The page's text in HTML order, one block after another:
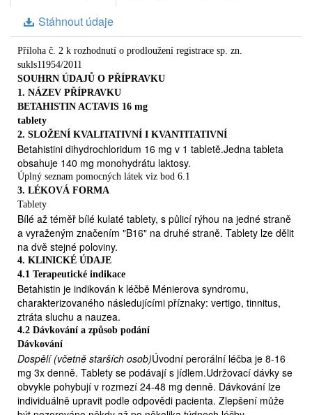
jestliže jste alergický/á (přecitlivělý/á) na betahistin nebo jinou složku

jestliže máte vzácný nádor nadledvin feochromocytom.
Zvláštní opatrnosti při použití přípravku Betahistin Actavis je
zapotřebí

jestliže máte nebo jste v minulosti měl(a) žaludeční vředy (peptické
vředy)

jestliže máte průduškové astma

jestliže máte kopřivku, kožní vyrážku nebo alergickou rýmu,
protože může dojít ke zhoršení těchto příznaků

jestliže máte nízký krevní tlak.
Jestliže se u Vás vyskytuje některý z těchto stavů,
poraďte se se svým lékařem, zda můžete betahistin
užívat.
Tyto skupiny pacientů musí lékař během léčby sledovat.
Vzájemné působení s dalšími léčivými přípravky
Interakce znamená, že léky nebo chemické látky mohou
ovlivnit způsob působení těchto léků či látek na sebe,
případně vznik vedlejších účinků při užití obou léků či
látek ve stejnou dobu.
Dosud nebyly pozorovány žádné interakce betahistinu s
jinými léky.
Stáhnout údaje
Příloha č. 2 k rozhodnutí o prodloužení registrace sp. zn.
sukls11954/2011
SOUHRN ÚDAJŮ O PŘÍPRAVKU
1. NÁZEV PŘÍPRAVKU
BETAHISTIN ACTAVIS 16 mg
tablety
2. SLOŽENÍ KVALITATIVNÍ I KVANTITATIVNÍ
Betahistini dihydrochloridum 16 mg v 1 tabletě.Jedna tableta
obsahuje 140 mg monohydrátu laktosy.
Úplný seznam pomocných látek viz bod 6.1
3. LÉKOVÁ FORMA
Tablety
Bílé až téměř bílé kulaté tablety, s půlicí rýhou na jedné straně
a vyraženým značením "B16" na druhé straně. Tablety lze dělit
na dvě stejné poloviny.
4. KLINICKÉ ÚDAJE
4.1 Terapeutické indikace
Betahistin je indikován k léčbě Ménierova syndromu,
charakterizovaného následujícími příznaky: vertigo, tinnitus,
ztráta sluchu a nauzea.
4.2 Dávkování a způsob podání
Dávkování
Dospělí (včetně starších osob)Úvodní perorální léčba je 8-16
mg 3x denně. Tablety se podávají s jídlem.Udržovací dávky se
obvykle pohybují v rozmezí 24-48 mg denně. Dávkování lze
individuálně upravit podle odpovědi pacienta. Zlepšení může